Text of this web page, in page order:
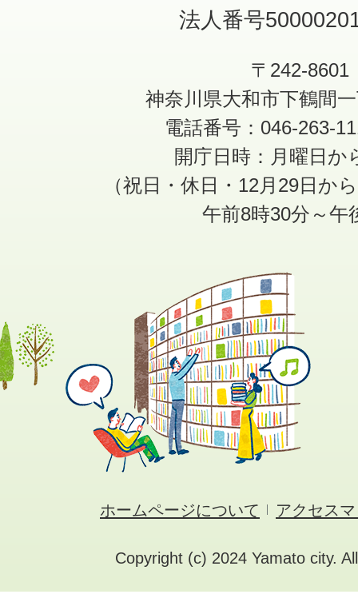
法人番号
〒242-8601
神奈川県大和市下鶴間
電話番号：046-263-
開庁日時：月曜日か
（祝日・休日・12月29日か
午前8時30分～午
ホームページについて アクセス
Copyright (c) 2024 Yamato city.